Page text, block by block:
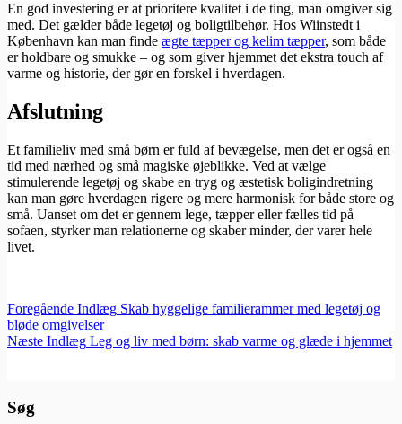
En god investering er at prioritere kvalitet i de ting, man omgiver sig
med. Det gælder både legetøj og boligtilbehør. Hos Wiinstedt i
København kan man finde ægte tæpper og kelim tæpper, som både
er holdbare og smukke – og som giver hjemmet det ekstra touch af
varme og historie, der gør en forskel i hverdagen.
Afslutning
Et familieliv med små børn er fuld af bevægelse, men det er også en
tid med nærhed og små magiske øjeblikke. Ved at vælge
stimulerende legetøj og skabe en tryg og æstetisk boligindretning
kan man gøre hverdagen rigere og mere harmonisk for både store og
små. Uanset om det er gennem lege, tæpper eller fælles tid på
sofaen, styrker man relationerne og skaber minder, der varer hele
livet.
Foregående Indlæg Skab hyggelige familierammer med legetøj og
bløde omgivelser
Næste Indlæg Leg og liv med børn: skab varme og glæde i hjemmet
Søg